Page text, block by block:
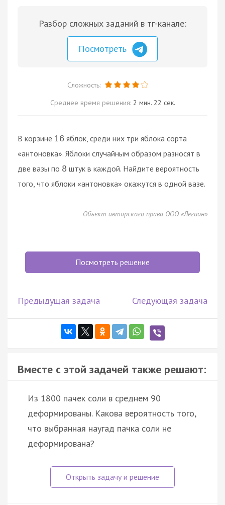
Разбор сложных заданий в тг-канале:
Посмотреть
Сложность:
Среднее время решения: 2 мин. 22 сек.
В корзине 16 яблок, среди них три яблока сорта
«антоновка». Яблоки случайным образом разносят в
две вазы по 8 штук в каждой. Найдите вероятность
того, что яблоки «антоновка» окажутся в одной вазе.
Объект авторского права ООО «Легион»
Посмотреть решение
Предыдущая задача Следующая задача
Вместе с этой задачей также решают:
Из 1800 пачек соли в среднем 90
деформированы. Какова вероятность того,
что выбранная наугад пачка соли не
деформирована?